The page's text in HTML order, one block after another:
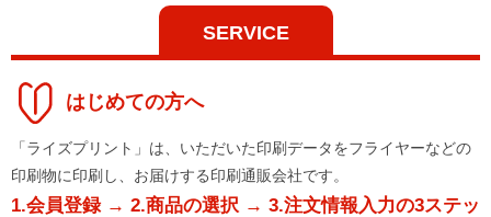
SERVICE
はじめての方へ
「ライズプリント」は、いただいた印刷データをフライヤーなどの
印刷物に印刷し、お届けする印刷通販会社です。
1.会員登録 → 2.商品の選択 → 3.注文情報入力の3ステッ